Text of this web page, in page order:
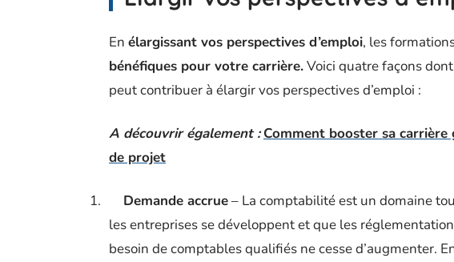
En élargissant vos perspectives d’emploi, les
bénéfiques pour votre carrière.Voici quatre façons dont
peut contribuer à élargir vos perspectives d’emploi :
A découvrir également : Comment booster sa
de projet
1. Demande accrue– La comptabilité est un domaine
les entreprises se développent et que les
besoin de comptables qualifiés ne cesse d’augmenter.